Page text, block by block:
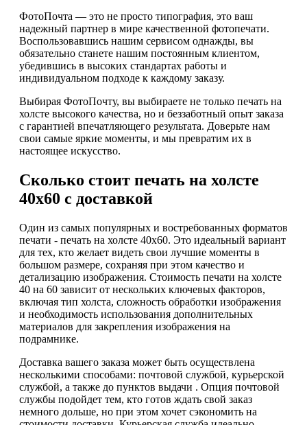
ФотоПочта — это не просто типография, это ваш
надежный партнер в мире качественной фотопечати.
Воспользовавшись нашим сервисом однажды, вы
обязательно станете нашим постоянным клиентом,
убедившись в высоких стандартах работы и
индивидуальном подходе к каждому заказу.
Выбирая ФотоПочту, вы выбираете не только печать на
холсте высокого качества, но и беззаботный опыт заказа
с гарантией впечатляющего результата. Доверьте нам
свои самые яркие моменты, и мы превратим их в
настоящее искусство.
Сколько стоит печать на холсте
40х60 с доставкой
Один из самых популярных и востребованных форматов
печати - печать на холсте 40х60. Это идеальный вариант
для тех, кто желает видеть свои лучшие моменты в
большом размере, сохраняя при этом качество и
детализацию изображения. Стоимость печати на холсте
40 на 60 зависит от нескольких ключевых факторов,
включая тип холста, сложность обработки изображения
и необходимость использования дополнительных
материалов для закрепления изображения на
подрамнике.
Доставка вашего заказа может быть осуществлена
несколькими способами: почтовой службой, курьерской
службой, а также до пунктов выдачи . Опция почтовой
службы подойдет тем, кто готов ждать свой заказ
немного дольше, но при этом хочет сэкономить на